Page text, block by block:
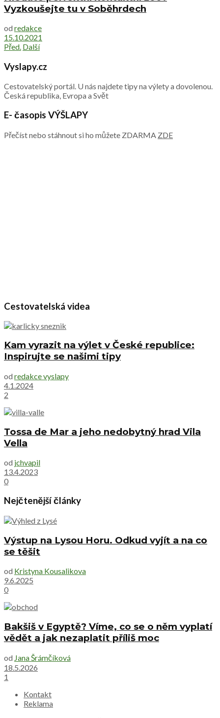
Vyzkoušejte tu v Soběhrdech
od redakce
15.10.2021
Před. Další
Vyslapy.cz
Cestovatelský portál. U nás najdete tipy na výlety a dovolenou.
Česká republika, Evropa a Svět
E- časopis VÝŠLAPY
Přečíst nebo stáhnout si ho můžete ZDARMA ZDE
Cestovatelská videa
Kam vyrazit na výlet v České republice:
Inspirujte se našimi tipy
od redakce vyslapy
4.1.2024
2
Tossa de Mar a jeho nedobytný hrad Vila
Vella
od jchvapil
13.4.2023
0
Nejčtenější články
Výstup na Lysou Horu. Odkud vyjít a na co
se těšit
od Kristyna Kousalikova
9.6.2025
0
Bakšiš v Egyptě? Víme, co se o něm vyplatí
vědět a jak nezaplatit příliš moc
od Jana Šrámčíková
18.5.2026
1
Kontakt
Reklama